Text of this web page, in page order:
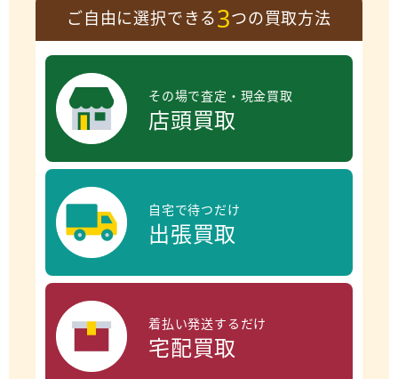
ご自由に選択できる3つの買取方法
その場で査定・現金買取
店頭買取
自宅で待つだけ
出張買取
着払い発送するだけ
宅配買取